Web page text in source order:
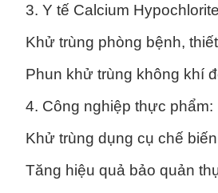
3. Y tế Calcium
Khử trùng phòng bệnh,
Phun khử trùng không khí
4. Công nghiệp thực phẩm:
Khử trùng dụng cụ chế
Tăng hiệu quả bảo quản